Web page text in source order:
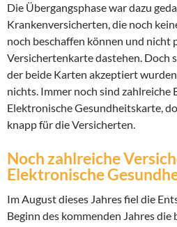
Die Übergangsphase war dazu
Krankenversicherten, die noch
noch beschaffen können und nicht
Versichertenkarte dastehen. Doch
der beide Karten akzeptiert
nichts. Immer noch sind zahlreiche
Elektronische Gesundheitskarte,
knapp für die Versicherten.
Noch zahlreiche
Elektronische
Im August dieses Jahres fiel die
Beginn des kommenden Jahres die